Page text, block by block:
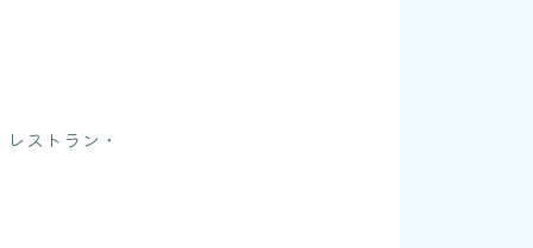
ストラン・